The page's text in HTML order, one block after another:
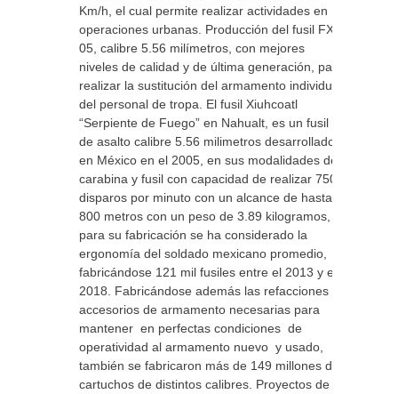
Km/h, el cual permite realizar actividades en
operaciones urbanas. Producción del fusil FX-
05, calibre 5.56 milímetros, con mejores
niveles de calidad y de última generación, para
realizar la sustitución del armamento individual
del personal de tropa. El fusil Xiuhcoatl
“Serpiente de Fuego” en Nahualt, es un fusil
de asalto calibre 5.56 milimetros desarrollado
en México en el 2005, en sus modalidades de
carabina y fusil con capacidad de realizar 750
disparos por minuto con un alcance de hasta
800 metros con un peso de 3.89 kilogramos,
para su fabricación se ha considerado la
ergonomía del soldado mexicano promedio,
fabricándose 121 mil fusiles entre el 2013 y el
2018. Fabricándose además las refacciones y
accesorios de armamento necesarias para
mantener en perfectas condiciones de
operatividad al armamento nuevo y usado,
también se fabricaron más de 149 millones de
cartuchos de distintos calibres. Proyectos de